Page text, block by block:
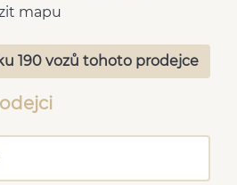
mapu
190 vozů tohoto prodejce